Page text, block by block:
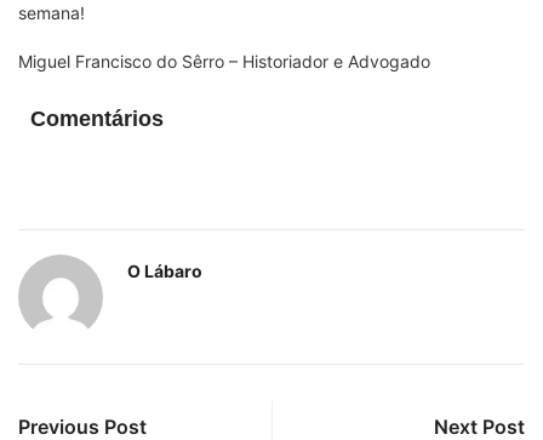
semana!
Miguel Francisco do Sêrro – Historiador e Advogado
Comentários
O Lábaro
Previous Post Next Post